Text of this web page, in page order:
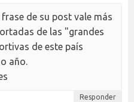
de su post vale más
de las "grandes
de este país
año.
Responder